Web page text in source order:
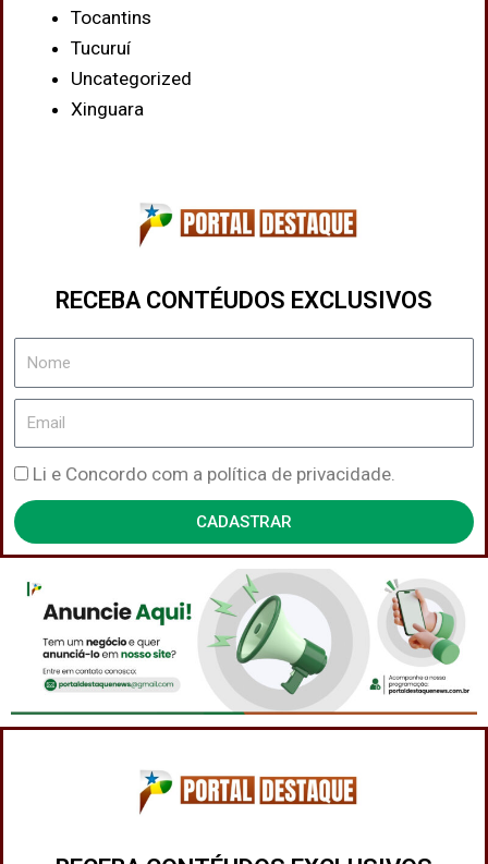
Tocantins
Tucuruí
Uncategorized
Xinguara
RECEBA CONTÉUDOS EXCLUSIVOS
Nome
Email
Política
de
Privacidade
Li e Concordo com a política de privacidade.
CADASTRAR